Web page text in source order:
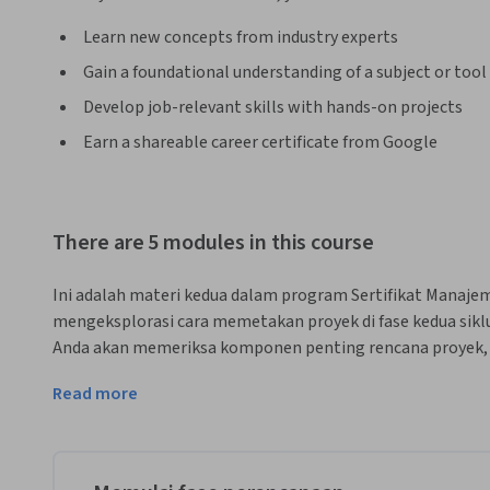
Learn new concepts from industry experts
Gain a foundational understanding of a subject or tool
Develop job-relevant skills with hands-on projects
Earn a shareable career certificate from Google
There are 5 modules in this course
Ini adalah materi kedua dalam program Sertifikat
mengeksplorasi cara memetakan proyek di fase kedua
Anda akan memeriksa komponen penting rencana
akurat, dan bagaimana mengatur milestone.
dan mengelola anggaran serta bagaimana proses
menemukan alat yang dapat membantu Anda
Terakhir, Anda akan mengeksplorasi cara menyusun dan
Read more